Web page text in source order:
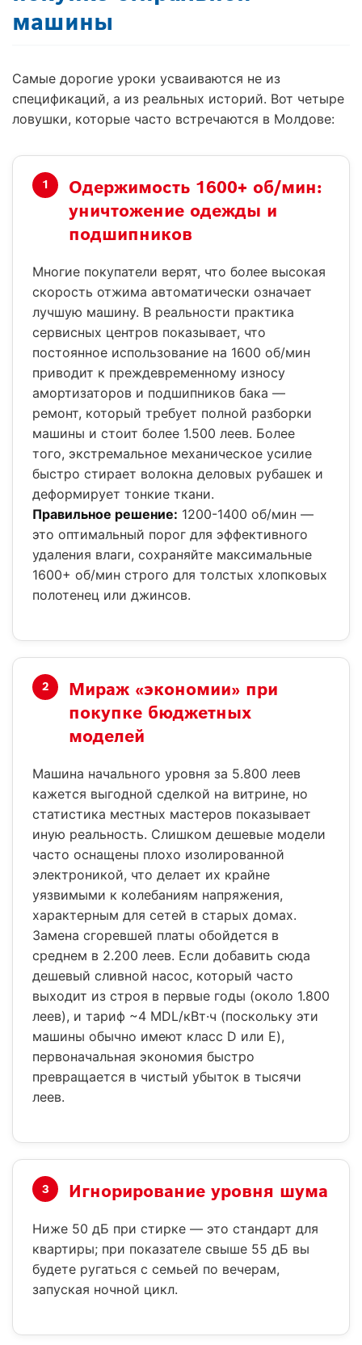
машины
Самые дорогие уроки усваиваются не из
спецификаций, а из реальных историй. Вот четыре
ловушки, которые часто встречаются в Молдове:
1
Одержимость 1600+ об/мин:
уничтожение одежды и
подшипников
Многие покупатели верят, что более высокая
скорость отжима автоматически означает
лучшую машину. В реальности практика
сервисных центров показывает, что
постоянное использование на 1600 об/мин
приводит к преждевременному износу
амортизаторов и подшипников бака —
ремонт, который требует полной разборки
машины и стоит более 1.500 леев. Более
того, экстремальное механическое усилие
быстро стирает волокна деловых рубашек и
деформирует тонкие ткани.
Правильное решение: 1200-1400 об/мин —
это оптимальный порог для эффективного
удаления влаги, сохраняйте максимальные
1600+ об/мин строго для толстых хлопковых
полотенец или джинсов.
2
Мираж «экономии» при
покупке бюджетных
моделей
Машина начального уровня за 5.800 леев
кажется выгодной сделкой на витрине, но
статистика местных мастеров показывает
иную реальность. Слишком дешевые модели
часто оснащены плохо изолированной
электроникой, что делает их крайне
уязвимыми к колебаниям напряжения,
характерным для сетей в старых домах.
Замена сгоревшей платы обойдется в
среднем в 2.200 леев. Если добавить сюда
дешевый сливной насос, который часто
выходит из строя в первые годы (около 1.800
леев), и тариф ~4 MDL/кВт·ч (поскольку эти
машины обычно имеют класс D или E),
первоначальная экономия быстро
превращается в чистый убыток в тысячи
леев.
3 Игнорирование уровня шума
Ниже 50 дБ при стирке — это стандарт для
квартиры; при показателе свыше 55 дБ вы
будете ругаться с семьей по вечерам,
запуская ночной цикл.